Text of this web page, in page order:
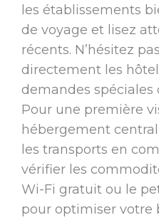
les établissements
de voyage et lisez
récents. N’hésitez
directement les
demandes spéciales
Pour une première
hébergement
les transports en
vérifier les
Wi-Fi gratuit ou le
pour optimiser votre